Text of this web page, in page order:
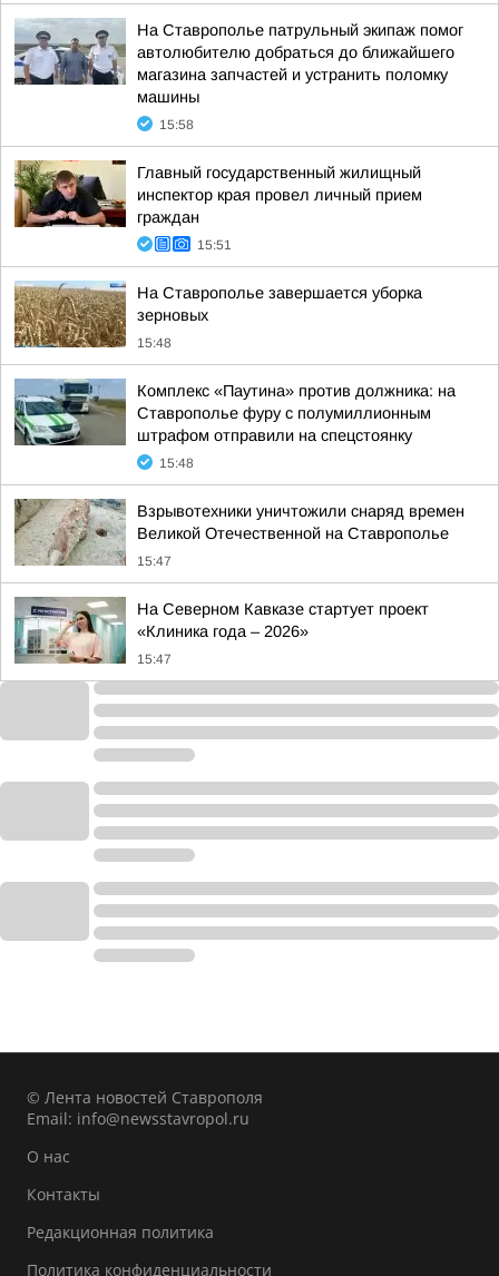
На Ставрополье патрульный экипаж помог
автолюбителю добраться до ближайшего
магазина запчастей и устранить поломку
машины
15:58
Главный государственный жилищный
инспектор края провел личный прием
граждан
15:51
На Ставрополье завершается уборка
зерновых
15:48
Комплекс «Паутина» против должника: на
Ставрополье фуру с полумиллионным
штрафом отправили на спецстоянку
15:48
Взрывотехники уничтожили снаряд времен
Великой Отечественной на Ставрополье
15:47
На Северном Кавказе стартует проект
«Клиника года – 2026»
15:47
© Лента новостей Ставрополя
Email: info@newsstavropol.ru
О нас
Контакты
Редакционная политика
Политика конфиденциальности